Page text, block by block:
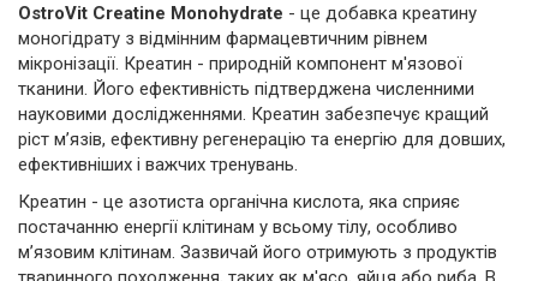
OstroVit Creatine Monohydrate - це добавка креатину
моногідрату з відмінним фармацевтичним рівнем
мікронізації. Креатин - природній компонент м'язової
тканини. Його ефективність підтверджена численними
науковими дослідженнями. Креатин забезпечує кращий
ріст м’язів, ефективну регенерацію та енергію для довших,
ефективніших і важчих тренувань.
Креатин - це азотиста органічна кислота, яка сприяє
постачанню енергії клітинам у всьому тілу, особливо
м’язовим клітинам. Зазвичай його отримують з продуктів